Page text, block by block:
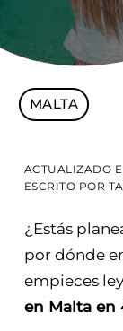
MALTA
ACTUALIZADO
ESCRITO POR
¿Estás
por dónde
empieces
en Malta en